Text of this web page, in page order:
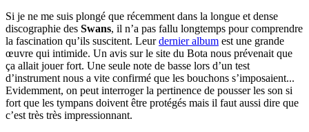
Si je ne me suis plongé que récemment dans la longue et dense
discographie des Swans, il n’a pas fallu longtemps pour comprendre
la fascination qu’ils suscitent. Leurdernier album est une grande
œuvre qui intimide. Un avis sur le site du Bota nous prévenait que
ça allait jouer fort. Une seule note de basse lors d’un test
d’instrument nous a vite confirmé que les bouchons s’imposaient...
Evidemment, on peut interroger la pertinence de pousser les son si
fort que les tympans doivent être protégés mais il faut aussi dire que
c’est très très impressionnant.